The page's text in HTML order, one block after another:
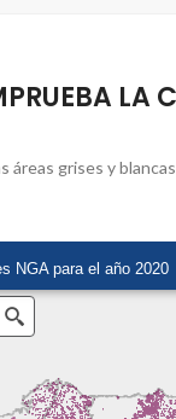
LA
grises y